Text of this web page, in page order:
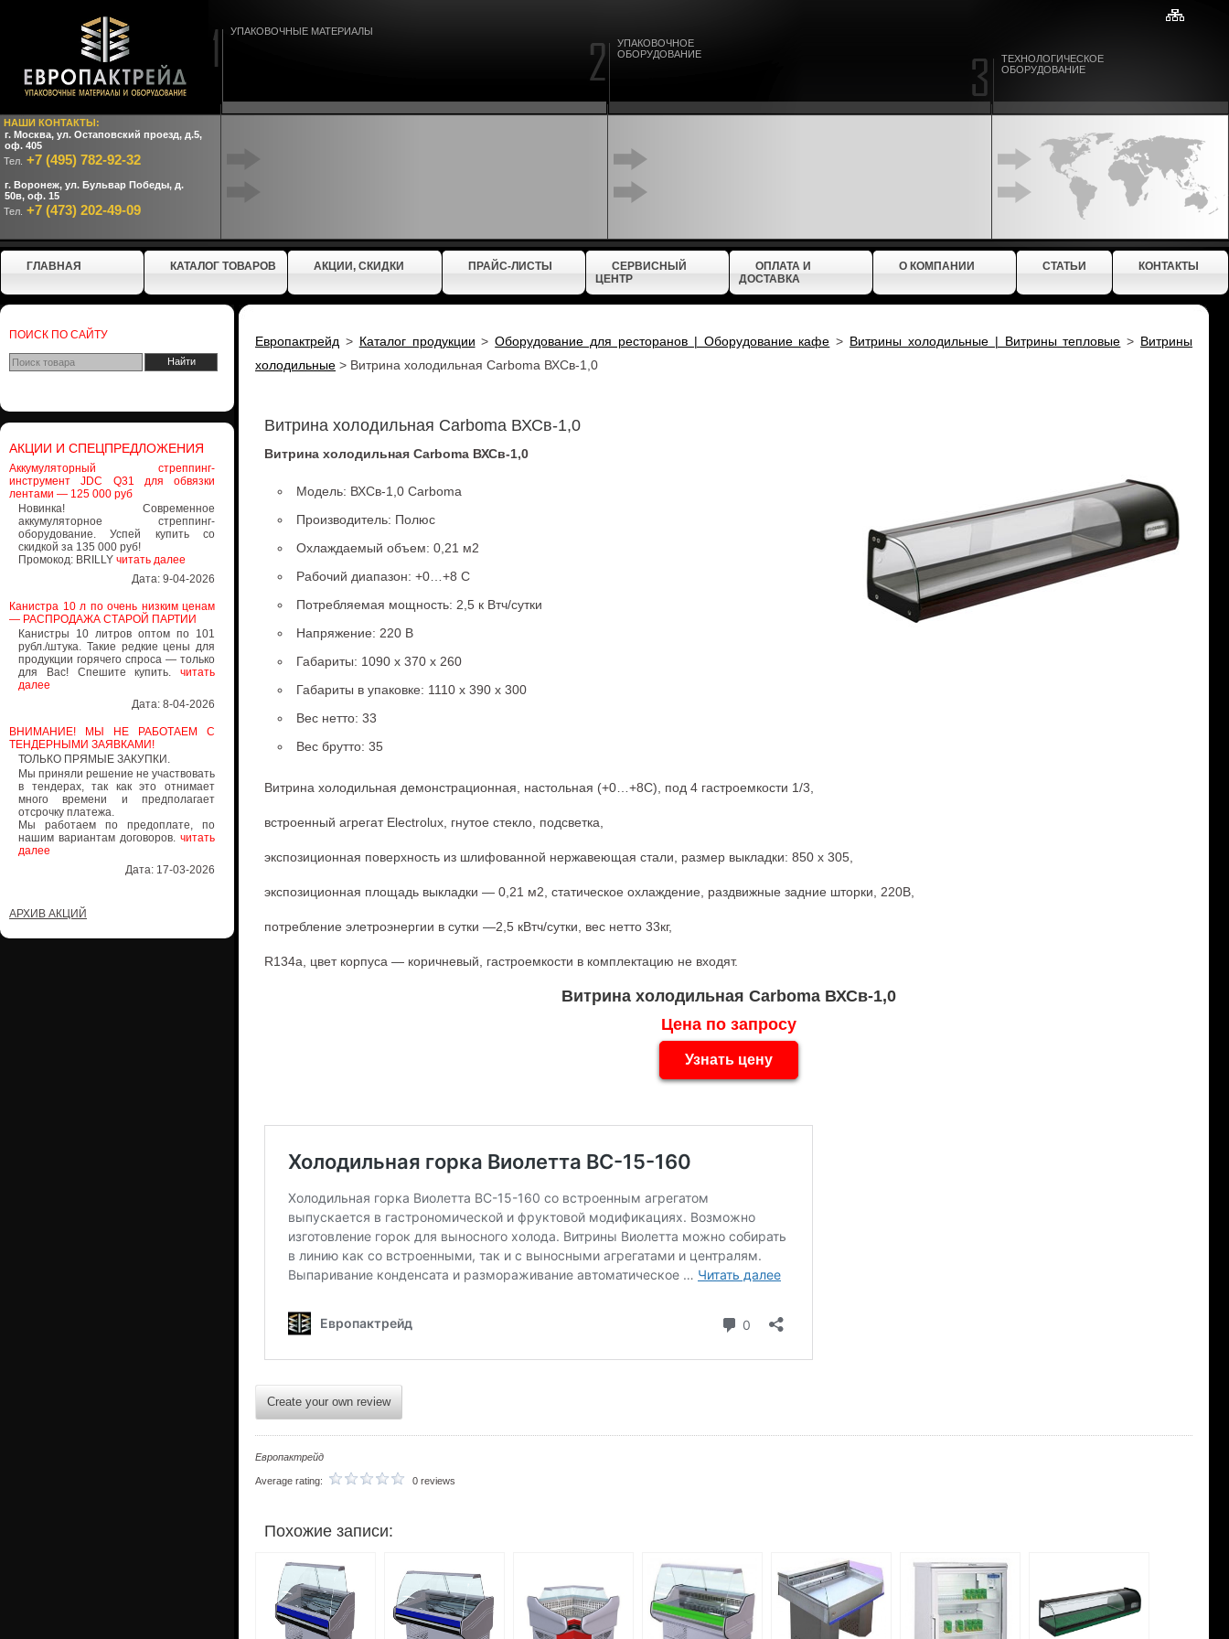
НАШИ КОНТАКТЫ:
г. Москва, ул. Остаповский проезд, д.5,
оф. 405
Тел. +7 (495) 782-92-32
г. Воронеж, ул. Бульвар Победы, д.
50в, оф. 15
Тел. +7 (473) 202-49-09
УПАКОВОЧНЫЕ МАТЕРИАЛЫ
УПАКОВОЧНОЕ
ОБОРУДОВАНИЕ
ТЕХНОЛОГИЧЕСКОЕ
ОБОРУДОВАНИЕ
ГЛАВНАЯ КАТАЛОГ ТОВАРОВ АКЦИИ, СКИДКИ ПРАЙС-ЛИСТЫ
СЕРВИСНЫЙ
ЦЕНТР
ОПЛАТА И
ДОСТАВКА
О КОМПАНИИ СТАТЬИ КОНТАКТЫ
ПОИСК ПО САЙТУ
АКЦИИ И СПЕЦПРЕДЛОЖЕНИЯ
Аккумуляторный стреппинг-
инструмент JDC Q31 для обвязки
лентами — 125 000 руб
Новинка! Современное
аккумуляторное стреппинг-
оборудование. Успей купить со
скидкой за 135 000 руб!
Промокод: BRILLY читать далее
Дата: 9-04-2026
Канистра 10 л по очень низким ценам
— РАСПРОДАЖА СТАРОЙ ПАРТИИ
Канистры 10 литров оптом по 101
рубл./штука. Такие редкие цены для
продукции горячего спроса — только
для Вас! Спешите купить. читать
далее
Дата: 8-04-2026
ВНИМАНИЕ! МЫ НЕ РАБОТАЕМ С
ТЕНДЕРНЫМИ ЗАЯВКАМИ!
ТОЛЬКО ПРЯМЫЕ ЗАКУПКИ.
Мы приняли решение не участвовать
в тендерах, так как это отнимает
много времени и предполагает
отсрочку платежа.
Мы работаем по предоплате, по
нашим вариантам договоров. читать
далее
Дата: 17-03-2026
АРХИВ АКЦИЙ
Европактрейд > Каталог продукции >Оборудование для ресторанов | Оборудование кафе > Витрины холодильные | Витрины тепловые > Витрины
холодильные > Витрина холодильная Carboma ВХСв-1,0
Витрина холодильная Carboma ВХСв-1,0
Витрина холодильная Carboma ВХСв-1,0
Модель: ВХСв-1,0 Carboma
Производитель: Полюс
Охлаждаемый объем: 0,21 м2
Рабочий диапазон: +0…+8 С
Потребляемая мощность: 2,5 к Втч/сутки
Напряжение: 220 В
Габариты: 1090 х 370 х 260
Габариты в упаковке: 1110 х 390 х 300
Вес нетто: 33
Вес брутто: 35
Витрина холодильная демонстрационная, настольная (+0…+8С), под 4 гастроемкости 1/3,
встроенный агрегат Electrolux, гнутое стекло, подсветка,
экспозиционная поверхность из шлифованной нержавеющая стали, размер выкладки: 850 х 305,
экспозиционная площадь выкладки — 0,21 м2, статическое охлаждение, раздвижные задние шторки, 220В,
потребление элетроэнергии в сутки —2,5 кВтч/сутки, вес нетто 33кг,
R134а, цвет корпуса — коричневый, гастроемкости в комплектацию не входят.
Витрина холодильная Carboma ВХСв-1,0
Цена по запросу
Узнать цену
Create your own review
Европактрейд
Average rating: 0 reviews
Похожие записи: